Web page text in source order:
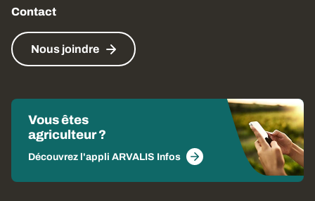
Contact
Nous joindre
Vous êtes
agriculteur ?
Découvrez l'appli ARVALIS Infos